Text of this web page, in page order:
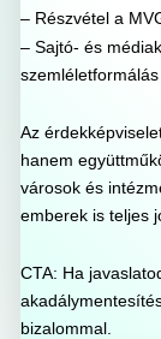
– Részvétel a
– Sajtó- és
Az
hanem
városok és
emberek is teljes
CTA: Ha
bizalommal.